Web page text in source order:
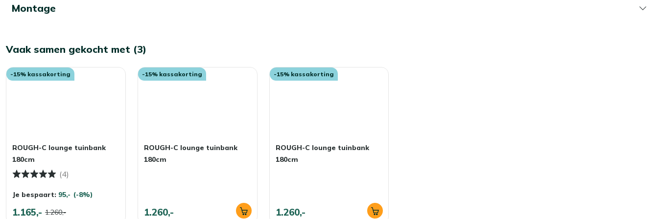
Montage
Vaak samen gekocht met (3)
-15% kassakorting
ROUGH-C lounge tuinbank
180cm
(4)
Je bespaart: 95,- (-8%)
1.165,- 1.260,-
-15% kassakorting
ROUGH-C lounge tuinbank
180cm
1.260,-
-15% kassakorting
ROUGH-C lounge tuinbank
180cm
1.260,-